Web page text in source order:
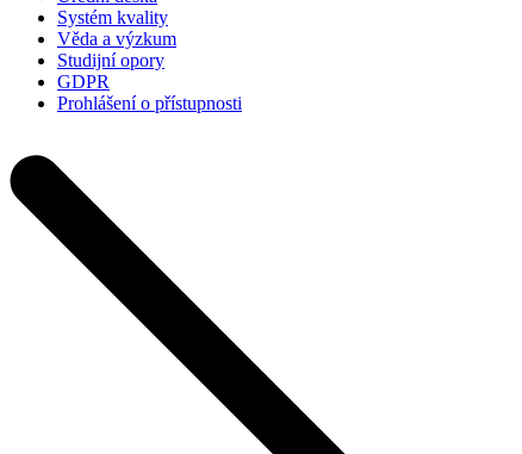
Systém kvality
Věda a výzkum
Studijní opory
GDPR
Prohlášení o přístupnosti